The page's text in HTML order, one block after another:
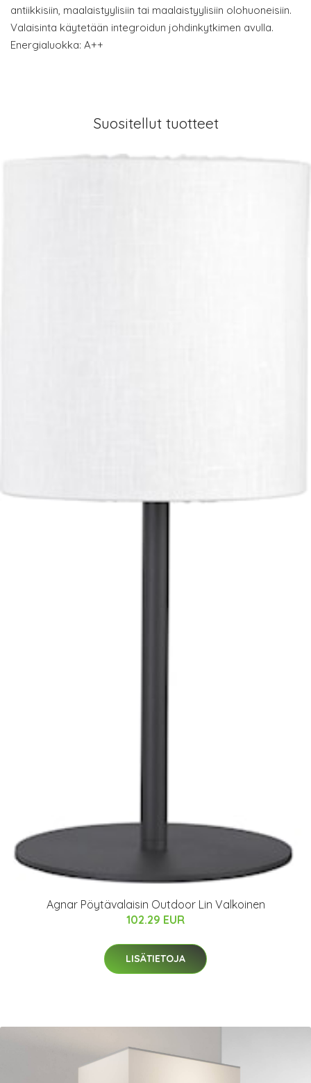
antiikkisiin, maalaistyylisiin tai maalaistyylisiin olohuoneisiin.
Valaisinta käytetään integroidun johdinkytkimen avulla.
Energialuokka: A++
Suositellut tuotteet
Agnar Pöytävalaisin Outdoor Lin Valkoinen
102.29 EUR
LISÄTIETOJA